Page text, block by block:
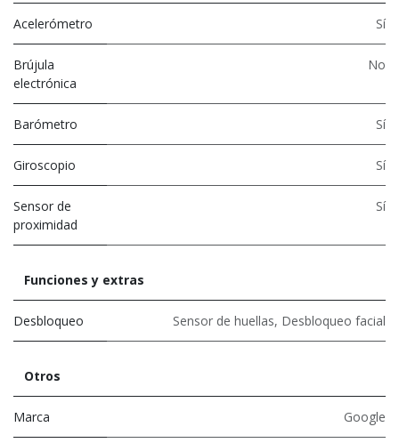
Acelerómetro Sí
Brújula
electrónica
No
Barómetro Sí
Giroscopio Sí
Sensor de
proximidad
Sí
Funciones y extras
Desbloqueo Sensor de huellas, Desbloqueo facial
Otros
Marca Google